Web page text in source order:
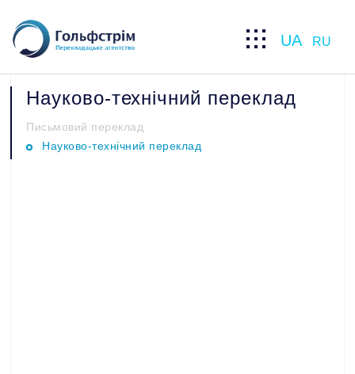
UA RU
Науково-технічний переклад
Письмовий переклад
Науково-технічний переклад